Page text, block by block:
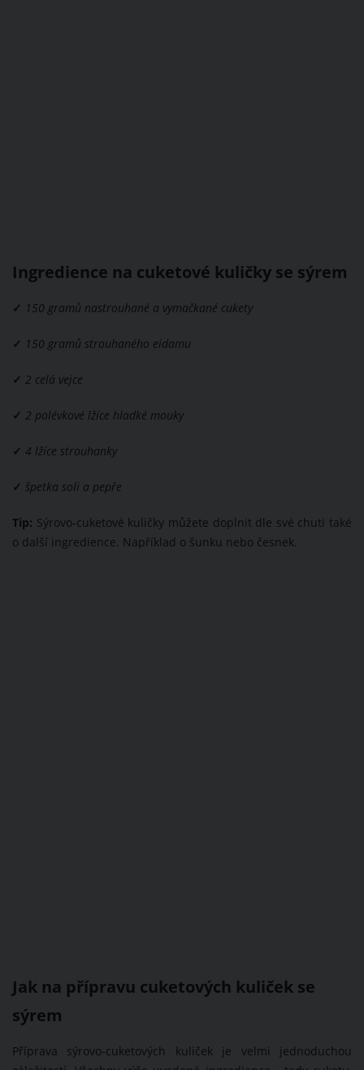
Ingredience na cuketové kuličky se sýrem
✓ 150 gramů nastrouhané a vymačkané cukety
✓ 150 gramů strouhaného eidamu
✓ 2 celá vejce
✓ 2 polévkové lžíce hladké mouky
✓ 4 lžíce strouhanky
✓ špetka soli a pepře
Tip: Sýrovo-cuketové kuličky můžete doplnit dle své chuti také
o další ingredience. Například o šunku nebo česnek.
Jak na přípravu cuketových kuliček se
sýrem
Příprava sýrovo-cuketových kuliček je velmi jednoduchou